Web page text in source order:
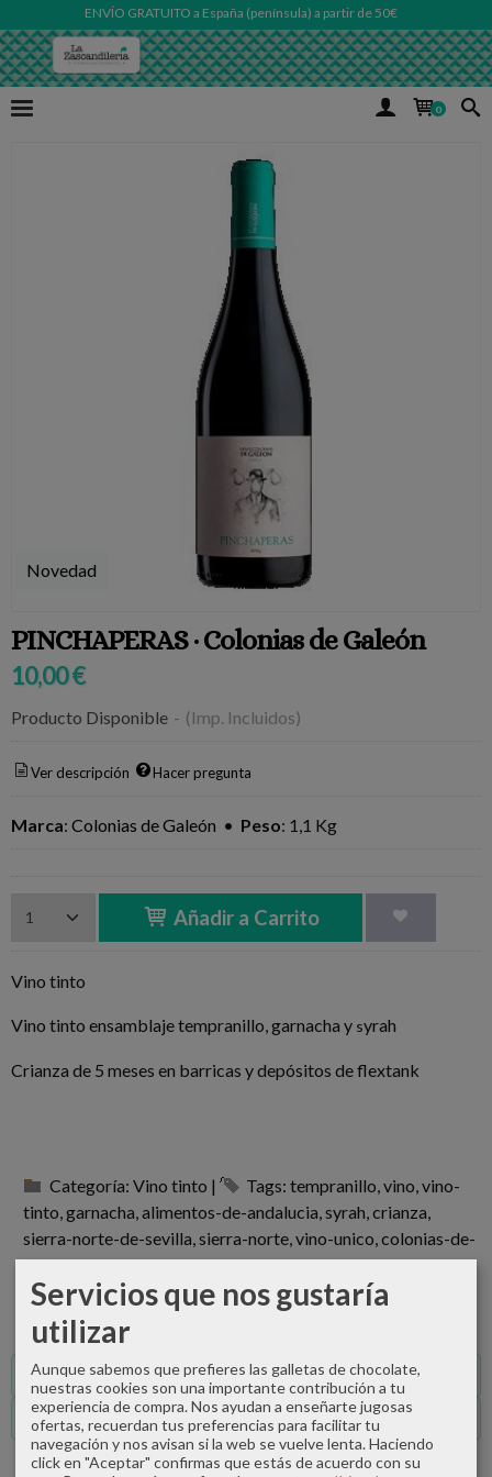
ENVÍO GRATUITO a España (península) a partir de 50€
0
Novedad
PINCHAPERAS · Colonias de Galeón
10,00 €
Producto Disponible - (Imp. Incluidos)
Ver descripción Hacer pregunta
Marca: Colonias de Galeón • Peso: 1,1 Kg
Añadir a Carrito
Vino tinto
Vino tinto ensamblaje tempranillo, garnacha y syrah
Crianza de 5 meses en barricas y depósitos de flextank
Categoría: Vino tinto | Tags: tempranillo vino vino-
tinto garnacha alimentos-de-andalucia syrah crianza
sierra-norte-de-sevilla sierra-norte vino-unico colonias-de-
galeon la-zascandileria los-mejores-vinos-de-espana
pinchaperas | Comentarios
Descripción
Comentarios
Servicios que nos gustaría
utilizar
Aunque sabemos que prefieres las galletas de chocolate,
nuestras cookies son una importante contribución a tu
experiencia de compra. Nos ayudan a enseñarte jugosas
ofertas, recuerdan tus preferencias para facilitar tu
navegación y nos avisan si la web se vuelve lenta. Haciendo
click en "Aceptar" confirmas que estás de acuerdo con su